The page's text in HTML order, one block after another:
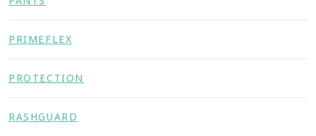
PRIMEFLEX
PROTECTION
RASHGUARD